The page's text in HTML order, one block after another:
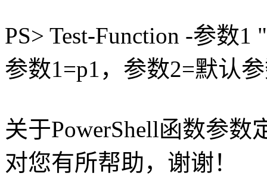
PS> Test-Function -参数1
参数1=p1，参数2=默认
关于PowerShell函数参
对您有所帮助，谢谢！